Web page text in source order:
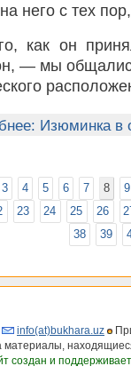
него с тех
как он
— мы
Изюминка в
3 4 5 6 7 8
9
23 24 25 26
38
39
info(at)bukhara.uz
создан и